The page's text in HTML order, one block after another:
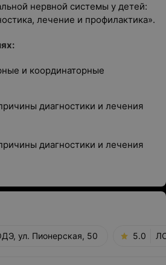
нервной системы у детей:
лечение и профилактика».
и координаторные
диагностики и лечения
диагностики и лечения
ул. Пионерская, 50 5.0